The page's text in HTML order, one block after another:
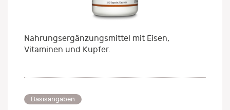
Nahrungsergänzungsmittel mit Eisen,
Vitaminen und Kupfer.
Basisangaben